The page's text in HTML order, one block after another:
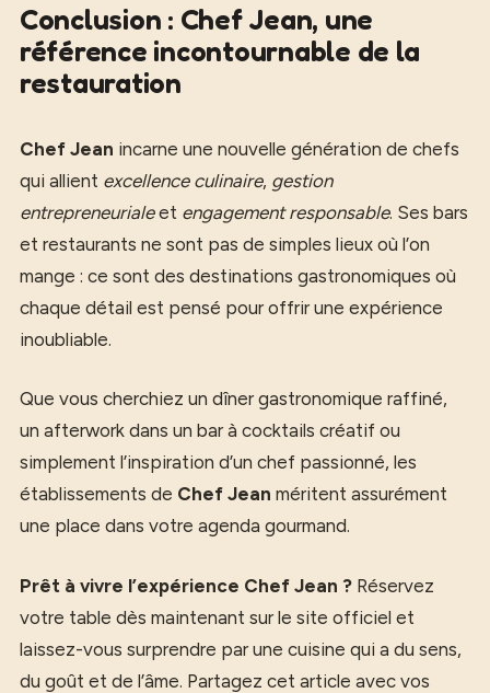
Conclusion : Chef Jean, une
référence incontournable de la
restauration
Chef Jean incarne une nouvelle génération de chefs
qui allient excellence culinaire, gestion
entrepreneurialeet engagement responsable. Ses bars
et restaurants ne sont pas de simples lieux où l’on
mange : ce sont des destinations gastronomiques où
chaque détail est pensé pour offrir une expérience
inoubliable.
Que vous cherchiez un dîner gastronomique raffiné,
un afterwork dans un bar à cocktails créatif ou
simplement l’inspiration d’un chef passionné, les
établissements de Chef Jean méritent assurément
une place dans votre agenda gourmand.
Prêt à vivre l’expérience Chef Jean ? Réservez
votre table dès maintenant sur le site officiel et
laissez-vous surprendre par une cuisine qui a du sens,
du goût et de l’âme. Partagez cet article avec vos